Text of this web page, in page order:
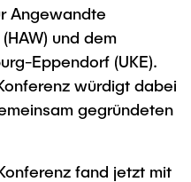
Angewandte
und dem
Eppendorf (UKE).
würdigt dabei
gegründeten
fand jetzt mit